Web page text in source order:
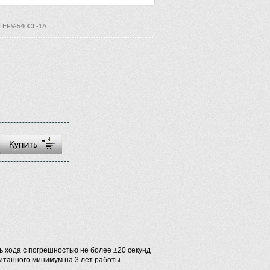
540CL-1A
с погрешностью не более ±20 секунд
минимум на 3 лет работы.